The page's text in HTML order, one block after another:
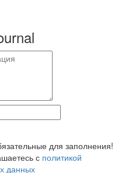
для заполнения!
с политикой
данных